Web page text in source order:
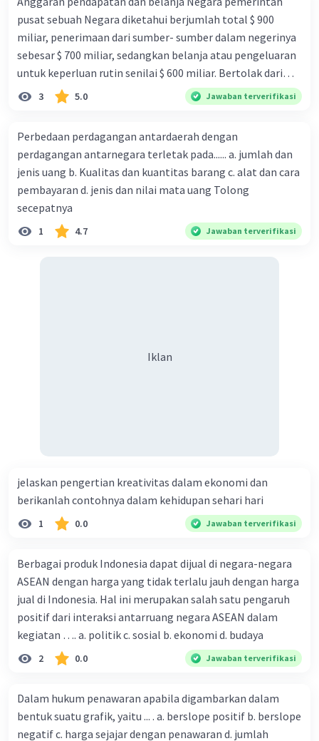
pusat sebuah Negara diketahui berjumlah total $ 900
miliar, penerimaan dari sumber- sumber dalam negerinya
sebesar $ 700 miliar, sedangkan belanja atau pengeluaran
untuk keperluan rutin senilai $ 600 miliar. Bertolak dari
informasi ini, tabungan pemerintah Negara tersebut
adalan sebesar .. a. $ 100 miliar b. $ 200 miliar c. $ 300 miliar
3 5.0 Jawaban terverifikasi
Perbedaan perdagangan antardaerah dengan
perdagangan antarnegara terletak pada...... a. jumlah dan
jenis uang b. Kualitas dan kuantitas barang c. alat dan cara
pembayaran d. jenis dan nilai mata uang Tolong
secepatnya
1 4.7 Jawaban terverifikasi
Iklan
jelaskan pengertian kreativitas dalam ekonomi dan
berikanlah contohnya dalam kehidupan sehari hari
1 0.0 Jawaban terverifikasi
Berbagai produk Indonesia dapat dijual di negara-negara
ASEAN dengan harga yang tidak terlalu jauh dengan harga
jual di Indonesia. Hal ini merupakan salah satu pengaruh
positif dari interaksi antarruang negara ASEAN dalam
kegiatan …. a. politik c. sosial b. ekonomi d. budaya
2 0.0 Jawaban terverifikasi
Dalam hukum penawaran apabila digambarkan dalam
bentuk suatu grafik, yaitu ... . a. berslope positif b. berslope
negatif c. harga sejajar dengan penawaran d. jumlah